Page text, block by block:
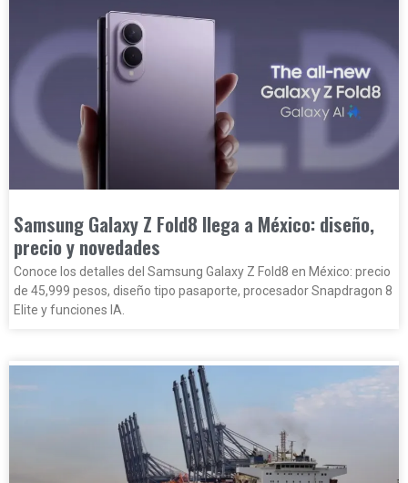
Samsung Galaxy Z Fold8 llega a México: diseño,
precio y novedades
Conoce los detalles del Samsung Galaxy Z Fold8 en México: precio
de 45,999 pesos, diseño tipo pasaporte, procesador Snapdragon 8
Elite y funciones IA.